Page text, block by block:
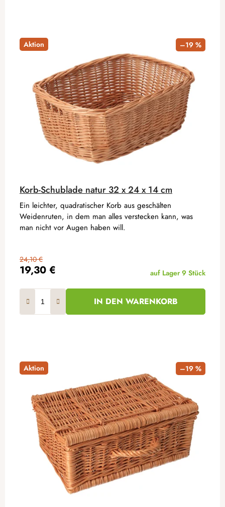
Aktion –19 %
Korb-Schublade natur 32 x 24 x 14 cm
19,30 €
24,10 €
auf Lager 9 Stück
IN DEN WARENKORB
Ein leichter, quadratischer Korb aus geschälten
Weidenruten, in dem man alles verstecken kann, was
man nicht vor Augen haben will.
Aktion –19 %